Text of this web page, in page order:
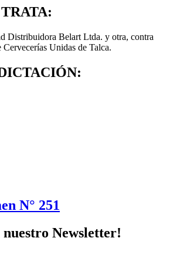
Distribuidora Belart Ltda. y otra, contra
Unidas de Talca.
N° 251
nuestro Newsletter!